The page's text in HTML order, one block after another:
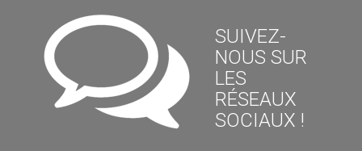
SUIVEZ-
NOUS SUR
LES
RÉSEAUX
SOCIAUX !